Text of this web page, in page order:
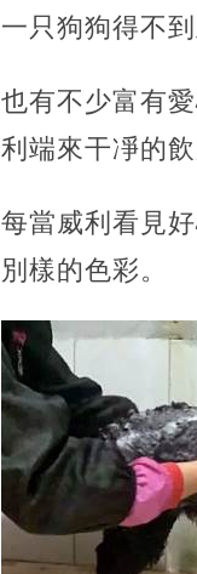
一只狗狗得不
也有不少富有
利端來干凈的飲
每當威利看見
別樣的色彩。